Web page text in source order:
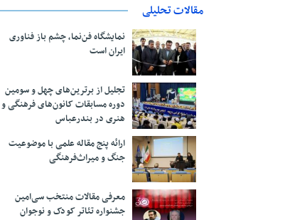
مقالات تحلیلی
نمایشگاه فن‌نما، چشم باز فناوری
ایران است
تجلیل از بر‌ترین‌های چهل و سومین
دوره مسابقات کانون‌های فرهنگی و
هنری در بندرعباس
ارائه پنج مقاله علمی با موضوعیت
جنگ و میراث‌فرهنگی
معرفی مقالات منتخب سی‌امین
جشنواره تئاتر کودک و نوجوان